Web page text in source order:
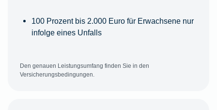
100 Prozent bis 2.000 Euro für Erwachsene nur
infolge eines Unfalls
Den genauen Leistungsumfang finden Sie in den
Versicherungsbedingungen.